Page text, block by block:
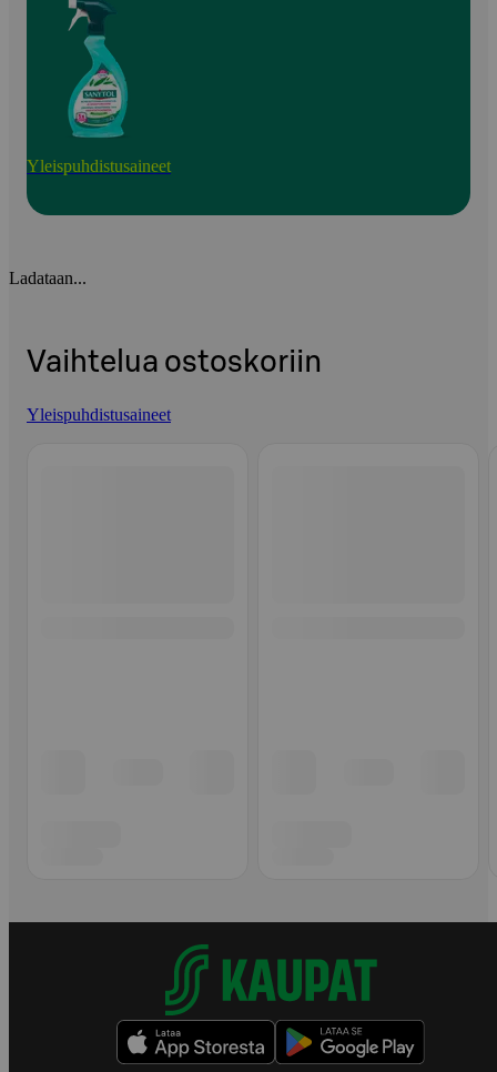
Yleispuhdistusaineet
Ladataan...
Vaihtelua ostoskoriin
Yleispuhdistusaineet